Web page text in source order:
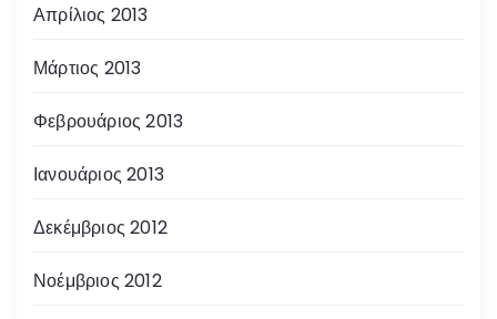
Απρίλιος 2013
Μάρτιος 2013
Φεβρουάριος 2013
Ιανουάριος 2013
Δεκέμβριος 2012
Νοέμβριος 2012